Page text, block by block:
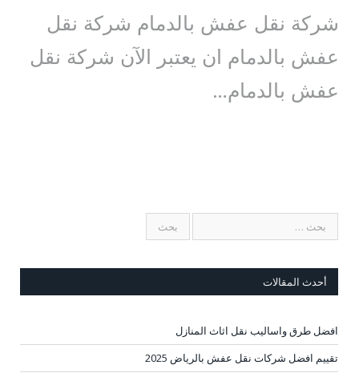
شركة نقل عفش بالدمام شركة نقل
عفش بالدمام ان يعتبر الآن شركة نقل
عفش بالدمام…
أحدث المقالات
افضل طرق واساليب نقل اثاث المنازل
تقييم افضل شركات نقل عفش بالرياض 2025